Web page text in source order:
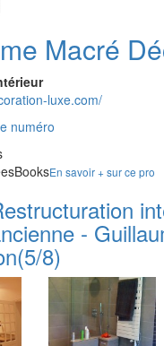
Macré
luxe.com/
numéro
En savoir + sur ce pro
-
(5/8)